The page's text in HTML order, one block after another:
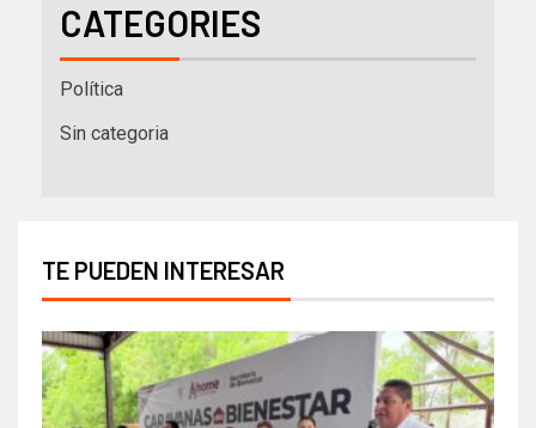
CATEGORIES
Política
Sin categoria
TE PUEDEN INTERESAR